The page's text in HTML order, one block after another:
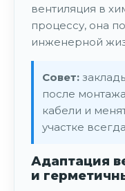
вентиляция в
процессу, она
инженерной
Совет:
после
кабели и
участке
Адаптация
и